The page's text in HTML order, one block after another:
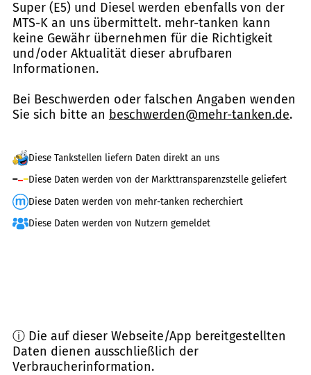
Super (E5) und Diesel werden ebenfalls von der
MTS-K an uns übermittelt. mehr-tanken kann
keine Gewähr übernehmen für die Richtigkeit
und/oder Aktualität dieser abrufbaren
Informationen.
Bei Beschwerden oder falschen Angaben wenden
Sie sich bitte an beschwerden@mehr-tanken.de.
Diese Tankstellen liefern Daten direkt an uns
Diese Daten werden von der Markttransparenzstelle geliefert
Diese Daten werden von mehr-tanken recherchiert
Diese Daten werden von Nutzern gemeldet
ⓘ Die auf dieser Webseite/App bereitgestellten
Daten dienen ausschließlich der
Verbraucherinformation.